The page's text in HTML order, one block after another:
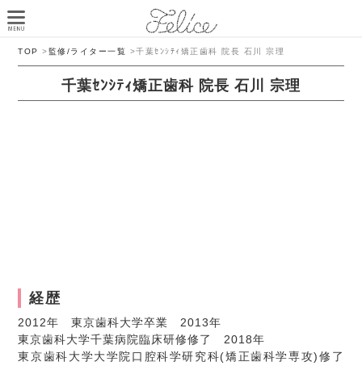
TOP >監修/ライター一覧 >千葉ｾﾝｼﾃｨ矯正歯科 院長 石川 宗理
千葉ｾﾝｼﾃｨ矯正歯科 院長 石川 宗理
経歴
2012年 東京歯科大学卒業 2013年
東京歯科大学千葉病院臨床研修修了 2018年
東京歯科大学大学院口腔科学研究科(矯正歯科学専攻)修了